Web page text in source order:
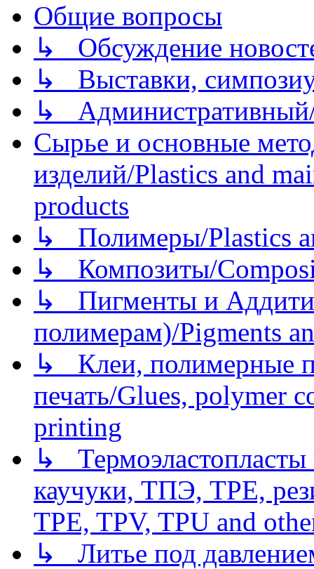
Общие вопросы
↳ Обсуждение
↳ Выставки,
↳
Сырье и основные
изделий/Plastics and
products
↳ Полимеры/Plastics
↳ Композиты/
↳ Пигменты и
полимерам)/Pigments
↳ Клеи, полимерные
печать/Glues, polymer
printing
↳
каучуки, ТПЭ, TPE,
TPE, TPV, TPU and
↳ Литье под